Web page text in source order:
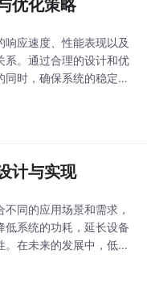
优化策略
应速度、性能表现以及
系。通过合理的设计和优
时，确保系统的稳定性
间的需求也日益增加，
计与实现
同的应用场景和需求，
低系统的功耗，延长设备
在未来的发展中，低功
计方面，可以通过优化